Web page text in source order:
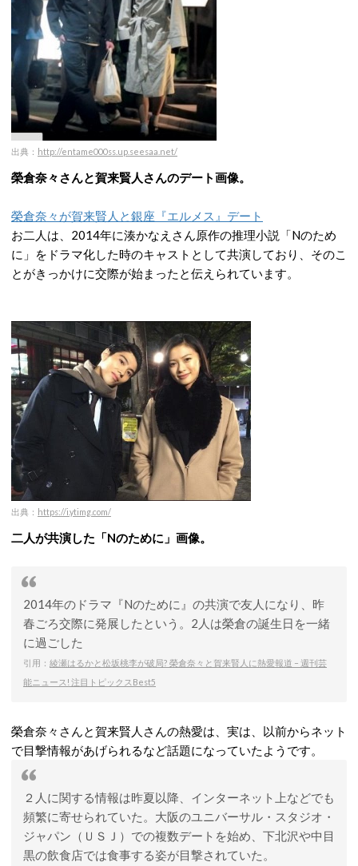
出典： http://entame000ss.up.seesaa.net/
榮倉奈々さんと賀来賢人さんのデート画像。
榮倉奈々が賀来賢人と銀座『エルメス』デート
お二人は、2014年に湊かなえさん原作の推理小説「Nのため
に」をドラマ化した時のキャストとして共演しており、そのこ
とがきっかけに交際が始まったと伝えられています。
出典： https://i.ytimg.com/
二人が共演した「Nのために」画像。
2014年のドラマ『Nのために』の共演で友人になり、昨
春ごろ交際に発展したという。2人は榮倉の誕生日を一緒
に過ごした
引用： 綾瀬はるかと松坂桃李が破局? 榮倉奈々と賀来賢人に熱愛報道 – 週刊芸
能ニュース! 注目トピックスBest5
榮倉奈々さんと賀来賢人さんの熱愛は、実は、以前からネット
で目撃情報があげられるなど話題になっていたようです。
２人に関する情報は昨夏以降、インターネット上などでも
頻繁に寄せられていた。大阪のユニバーサル・スタジオ・
ジャパン（ＵＳＪ）での複数デートを始め、下北沢や中目
黒の飲食店では食事する姿が目撃されていた。